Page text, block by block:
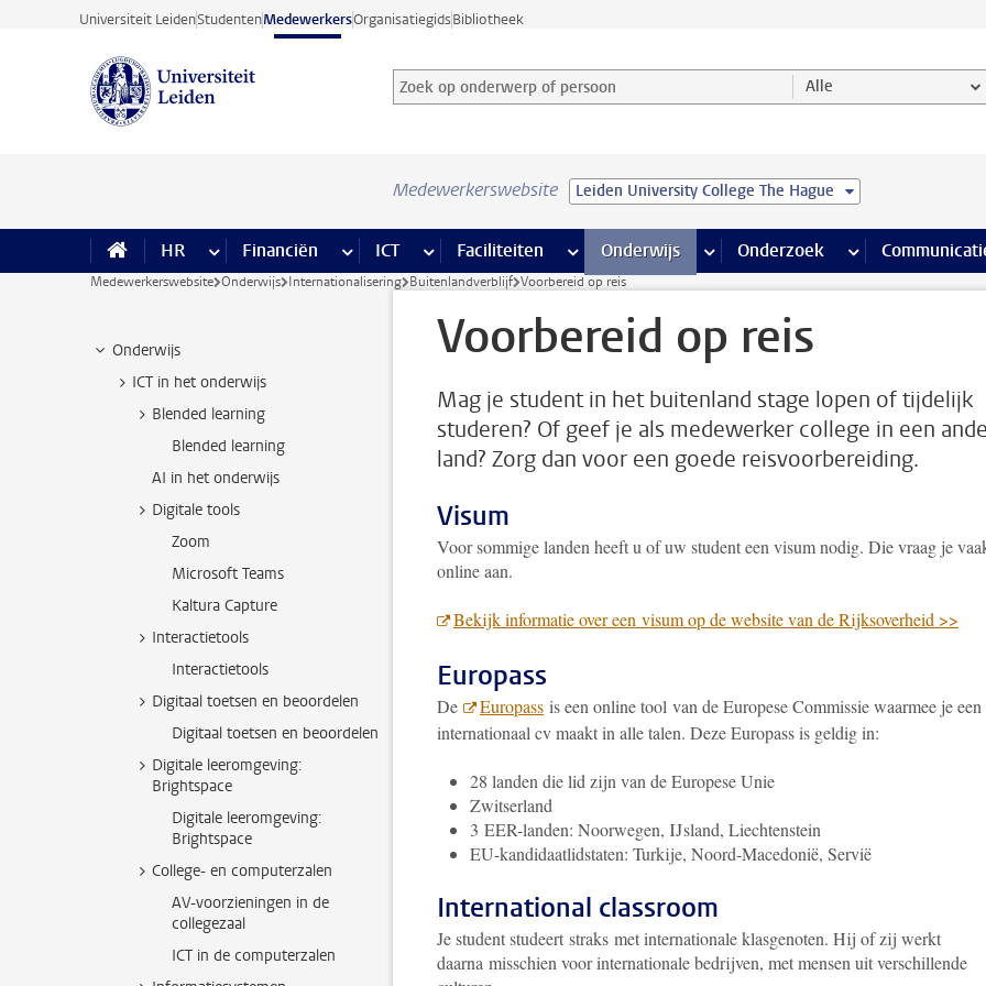
Ga direct naar de inhoud
Universiteit LeidenStudentenMedewerkersOrganisatiegidsBibliotheek
Zoek op onderwerp of persoon en selecteer categorie
Zoekterm Alle
Medewerkerswebsite Leiden University College The Hague
HR meer HR pagina’s
Financiën meer Financiën pagina’s
ICT meer ICT pagina’s
Faciliteiten meer Faciliteiten pagina’s
Onderwijs meer Onderwijs pagina’s
Onderzoek meer Onderzoek
Medewerkerswebsite Onderwijs Internationalisering Buitenlandverblijf Voorbereid op reis
Onderwijs
ICT in het onderwijs
Blended learning
Blended learning
AI in het onderwijs
Digitale tools
Zoom
Microsoft Teams
Kaltura Capture
Interactietools
Interactietools
Digitaal toetsen en beoordelen
Digitaal toetsen en beoordelen
Digitale leeromgeving:
Brightspace
Digitale leeromgeving:
Brightspace
College- en computerzalen
AV-voorzieningen in de
collegezaal
ICT in de computerzalen
Voorbereid op reis
Mag je student in het buitenland stage lopen of tijdelijk
studeren? Of geef je als medewerker college in een
land? Zorg dan voor een goede reisvoorbereiding.
Visum
Voor sommige landen heeft u of uw student een visum nodig. Die vraag je
online aan.
Bekijk informatie over een visum op de website van de Rijksoverheid >>
Europass
De Europass is een online tool van de Europese Commissie waarmee je een
internationaal cv maakt in alle talen. Deze Europass is geldig in:
28 landen die lid zijn van de Europese Unie
Zwitserland
3 EER-landen: Noorwegen, IJsland, Liechtenstein
EU-kandidaatlidstaten: Turkije, Noord-Macedonië, Servië
International classroom
Je student studeert straks met internationale klasgenoten. Hij of zij werkt
daarna misschien voor internationale bedrijven, met mensen uit verschillende